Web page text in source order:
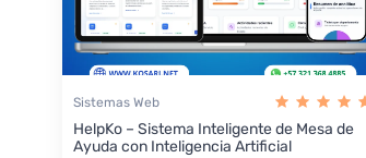
Sistemas Web
HelpKo – Sistema Inteligente de Mesa de
Ayuda con Inteligencia Artificial